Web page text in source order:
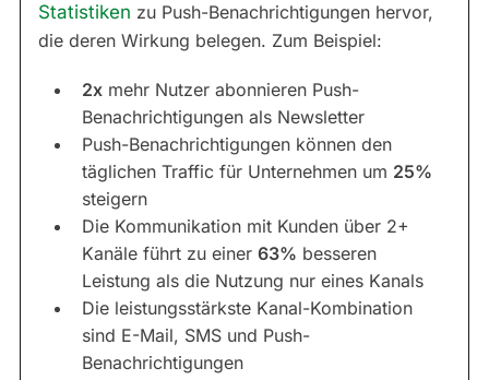
Statistiken zu Push-Benachrichtigungen hervor,
die deren Wirkung belegen. Zum Beispiel:
2x mehr Nutzer abonnieren Push-
Benachrichtigungen als Newsletter
Push-Benachrichtigungen können den
täglichen Traffic für Unternehmen um 25%
steigern
Die Kommunikation mit Kunden über 2+
Kanäle führt zu einer 63% besseren
Leistung als die Nutzung nur eines Kanals
Die leistungsstärkste Kanal-Kombination
sind E-Mail, SMS und Push-
Benachrichtigungen